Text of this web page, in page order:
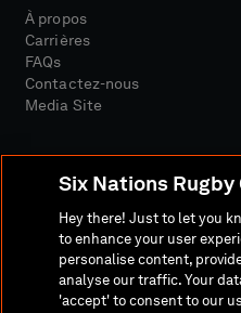
À propos
Carrières
FAQs
Contactez-nous
Media Site
Site MédiaConditions
Politique De Confidentialité
Six Nations
Hey there! Just to let you
to enhance your user
personalise content,
analyse our traffic. Your
'accept' to consent to our